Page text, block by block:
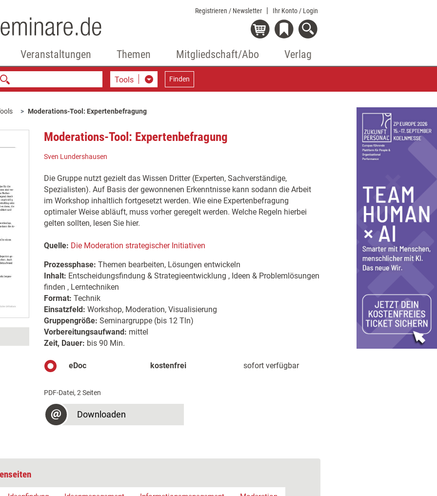
Registrieren / Newsletter Ihr Konto / Login
Veranstaltungen Themen Mitgliedschaft/Abo Verlag
Tools Finden
Moderations-Tool: Expertenbefragung
Moderations-Tool: Expertenbefragung
Sven Lundershausen
Die Gruppe nutzt gezielt das Wissen Dritter (Experten, Sachverständige,
Spezialisten). Auf Basis der gewonnenen Erkenntnisse kann sodann die Arbeit
im Workshop inhaltlich fortgesetzt werden. Wie eine Expertenbefragung
optimaler Weise abläuft, muss vorher geregelt werden. Welche Regeln hierbei
gelten sollten, lesen Sie hier.
Quelle: Die Moderation strategischer Initiativen
Prozessphase: Themen bearbeiten, Lösungen entwickeln
Inhalt: Entscheidungsfindung & Strategieentwicklung , Ideen & Problemlösungen
finden , Lerntechniken
Format: Technik
Einsatzfeld: Workshop, Moderation, Visualisierung
Gruppengröße: Seminargruppe (bis 12 Tln)
Vorbereitungsaufwand: mittel
Zeit, Dauer: bis 90 Min.
eDoc kostenfrei sofort verfügbar
PDF-Datei, 2 Seiten
Downloaden